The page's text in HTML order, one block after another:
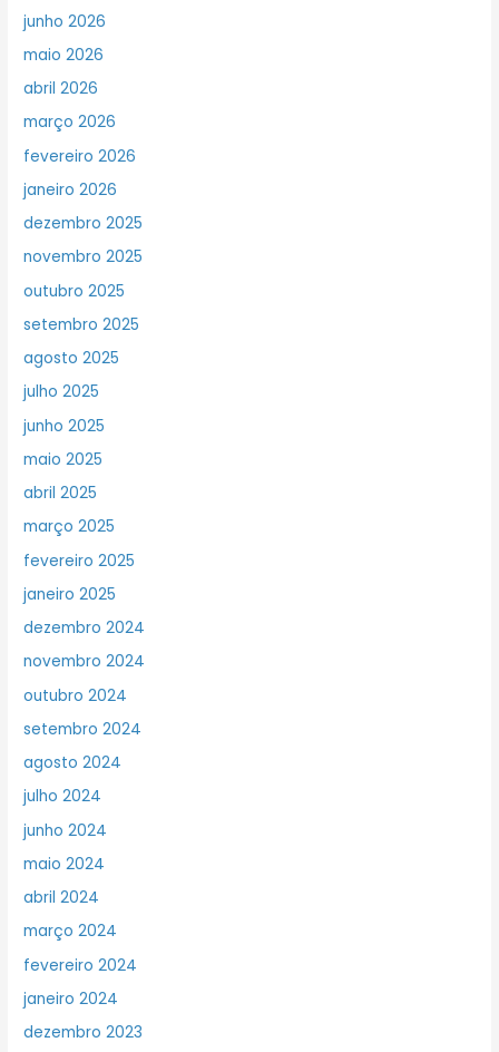
junho 2026
maio 2026
abril 2026
março 2026
fevereiro 2026
janeiro 2026
dezembro 2025
novembro 2025
outubro 2025
setembro 2025
agosto 2025
julho 2025
junho 2025
maio 2025
abril 2025
março 2025
fevereiro 2025
janeiro 2025
dezembro 2024
novembro 2024
outubro 2024
setembro 2024
agosto 2024
julho 2024
junho 2024
maio 2024
abril 2024
março 2024
fevereiro 2024
janeiro 2024
dezembro 2023